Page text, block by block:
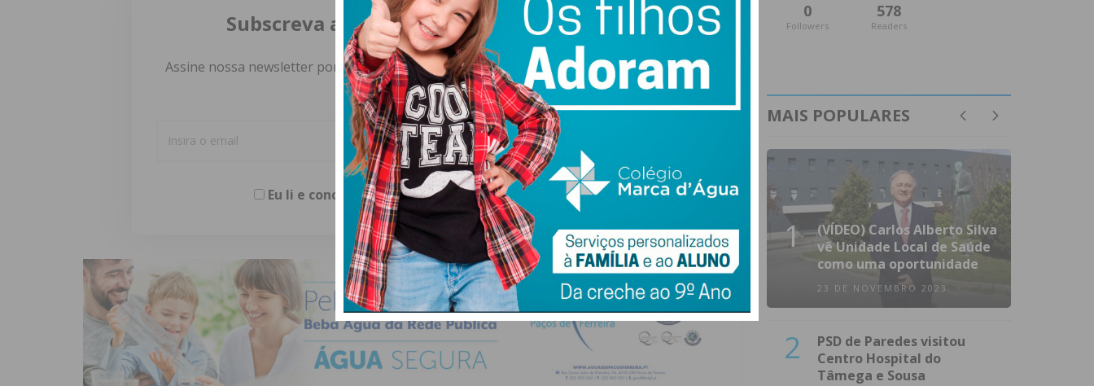
Subscreva a newsletter do Imediato
Assine nossa newsletter por e-mail e obtenha de forma regular a informação
atualizada.
Eu li e concordo com ostermos e condições
0
Followers
578
Readers
MAIS POPULARES
1
(VÍDEO) Carlos Alberto Silva
vê Unidade Local de Saúde
como uma oportunidade
23 DE NOVEMBRO 2023
2
PSD de Paredes visitou
Centro Hospital do
Tâmega e Sousa